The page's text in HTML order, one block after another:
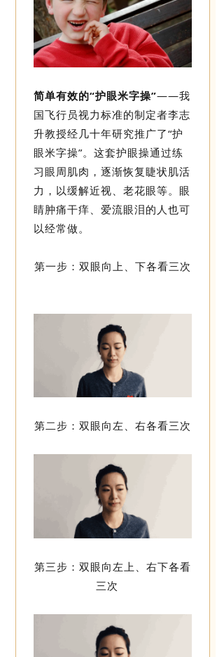
简单有效的“护眼米字操”——我
国飞行员视力标准的制定者李志
升教授经几十年研究推广了“护
眼米字操”。 这套护眼操通过练
习眼周肌肉，逐渐恢复睫状肌活
力，以缓解近视、老花眼等。眼
睛肿痛干痒、爱流眼泪的人也可
以经常做。
第一步：双眼向上、下各看三次
第二步：双眼向左、右各看三次
第三步：双眼向左上、右下各看
三次